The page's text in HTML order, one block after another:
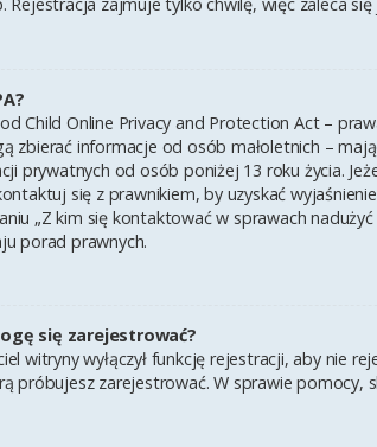
Rejestracja zajmuje tylko chwilę, więc zaleca się
Child Online Privacy and Protection Act –
zbierać informacje od osób małoletnich –
prywatnych od osób poniżej 13 roku życia.
się z prawnikiem, by uzyskać
„Z kim się kontaktować w sprawach
porad prawnych.
się zarejestrować?
witryny wyłączył funkcję rejestracji, aby nie
próbujesz zarejestrować. W sprawie pomocy,